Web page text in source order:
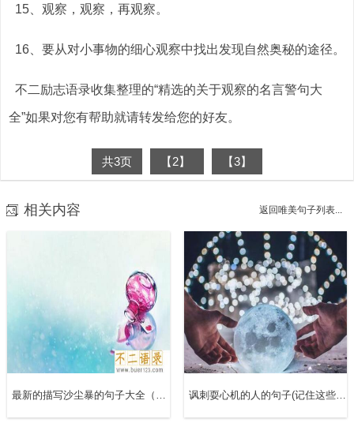
15、观察，观察，再观察。
16、要从对小事物的细心观察中找出发现自然奥秘的途径。
不二励志语录收集整理的“精选的关于观察的名言警句大
全”如果对您有帮助就请转发给您的好友。
共3页 【2】 【3】
相关内容 返回唯美句子列表...
最新的描写沙尘暴的句子大全（精选18句） 讽刺耍心机的人的句子(记住这些随时可用)